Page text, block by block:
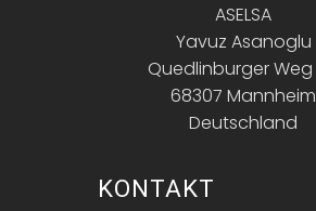
ASELSA
Yavuz Asanoglu
Quedlinburger Weg
68307 Mannheim
Deutschland
KONTAKT